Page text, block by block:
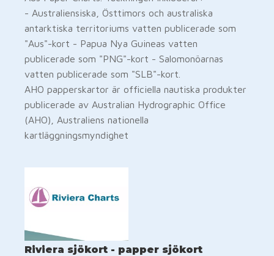
- Australiensiska, Östtimors och australiska
antarktiska territoriums vatten publicerade som
"Aus"-kort - Papua Nya Guineas vatten
publicerade som "PNG"-kort - Salomonöarnas
vatten publicerade som "SLB"-kort.
AHO papperskartor är officiella nautiska produkter
publicerade av Australian Hydrographic Office
(AHO), Australiens nationella
kartläggningsmyndighet
Riviera sjökort - papper sjökort